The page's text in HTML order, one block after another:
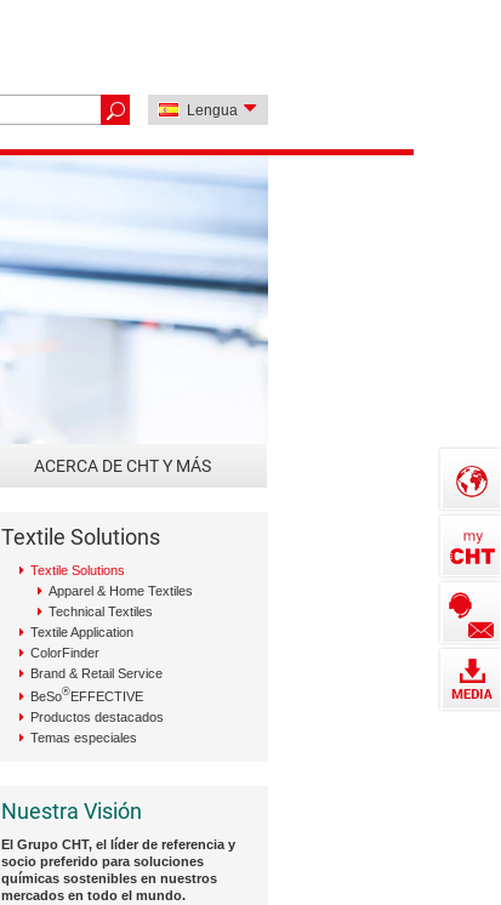
Lengua
ACERCA DE CHT Y MÁS
Textile Solutions
Textile Solutions
Apparel & Home Textiles
Technical Textiles
Textile Application
ColorFinder
Brand & Retail Service
BeSo®EFFECTIVE
Productos destacados
Temas especiales
Nuestra Visión
El Grupo CHT, el líder de referencia y
socio preferido para soluciones
químicas sostenibles en nuestros
mercados en todo el mundo.